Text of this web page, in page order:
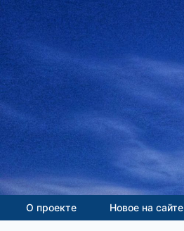
Перейти
содержимому
О проекте Новое на сайте